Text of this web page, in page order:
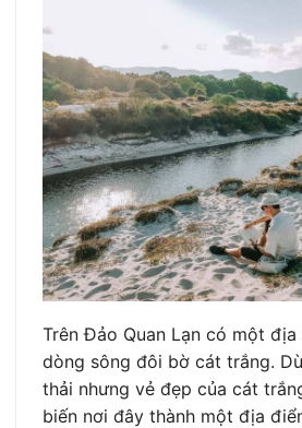
Trên Đảo Quan Lạn có một
dòng sông đôi bờ cát trắng.
thải nhưng vẻ đẹp của cát
biến nơi đây thành một địa